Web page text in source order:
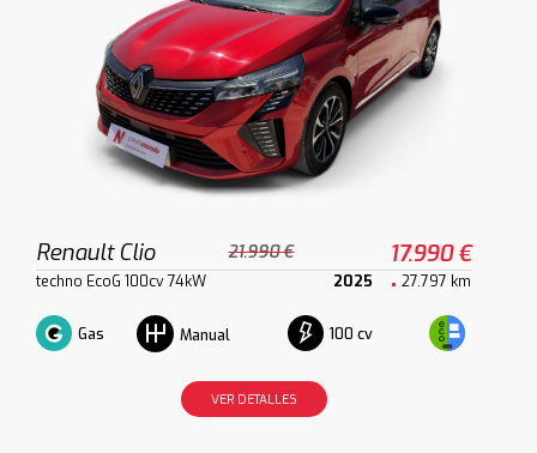
Renault Clio 21.990 € 17.990 €
techno EcoG 100cv 74kW 2025 27.797 km
Gas Manual 100 cv
VER DETALLES